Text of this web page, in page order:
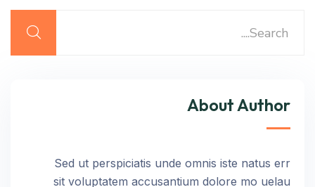
About Author
Sed ut perspiciatis unde omnis iste natus err
sit voluptatem accusantium dolore mo uelau